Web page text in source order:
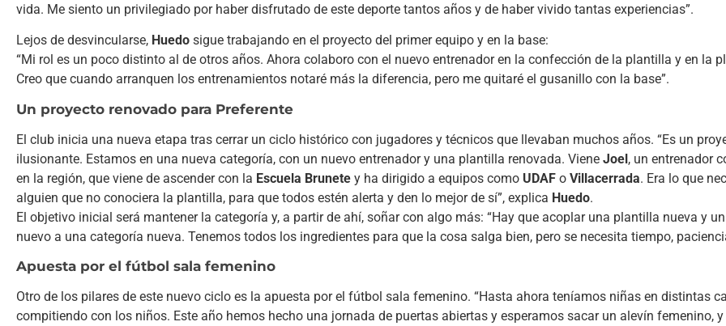
vida. Me siento un privilegiado por haber disfrutado de este deporte tantos años y de haber vivido tantas experiencias”.
Lejos de desvincularse, Huedo sigue trabajando en el proyecto del primer equipo y en la base:
“Mi rol es un poco distinto al de otros años. Ahora colaboro con el nuevo entrenador en la confección de la plantilla y en la
Creo que cuando arranquen los entrenamientos notaré más la diferencia, pero me quitaré el gusanillo con la base”.
Un proyecto renovado para Preferente
El club inicia una nueva etapa tras cerrar un ciclo histórico con jugadores y técnicos que llevaban muchos años. “Es un
ilusionante. Estamos en una nueva categoría, con un nuevo entrenador y una plantilla renovada. Viene Joel, un entrenador
en la región, que viene de ascender con la Escuela Brunete y ha dirigido a equipos como UDAF o Villacerrada. Era lo que
alguien que no conociera la plantilla, para que todos estén alerta y den lo mejor de sí”, explica Huedo.
El objetivo inicial será mantener la categoría y, a partir de ahí, soñar con algo más: “Hay que acoplar una plantilla nueva y
nuevo a una categoría nueva. Tenemos todos los ingredientes para que la cosa salga bien, pero se necesita tiempo,
Apuesta por el fútbol sala femenino
Otro de los pilares de este nuevo ciclo es la apuesta por el fútbol sala femenino. “Hasta ahora teníamos niñas en distintas
compitiendo con los niños. Este año hemos hecho una jornada de puertas abiertas y esperamos sacar un alevín femenino,